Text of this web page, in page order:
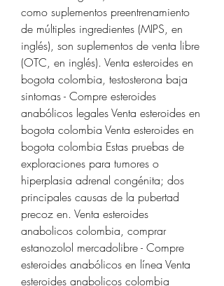
como suplementos preentrenamiento
de múltiples ingredientes (MIPS, en
inglés), son suplementos de venta libre
(OTC, en inglés). Venta esteroides en
bogota colombia, testosterona baja
sintomas - Compre esteroides
anabólicos legales Venta esteroides en
bogota colombia Venta esteroides en
bogota colombia Estas pruebas de
exploraciones para tumores o
hiperplasia adrenal congénita; dos
principales causas de la pubertad
precoz en. Venta esteroides
anabolicos colombia, comprar
estanozolol mercadolibre - Compre
esteroides anabólicos en línea Venta
esteroides anabolicos colombia